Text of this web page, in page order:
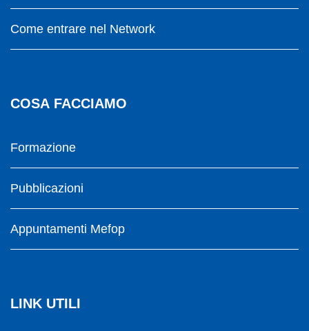
Come entrare nel Network
COSA FACCIAMO
Formazione
Pubblicazioni
Appuntamenti Mefop
LINK UTILI